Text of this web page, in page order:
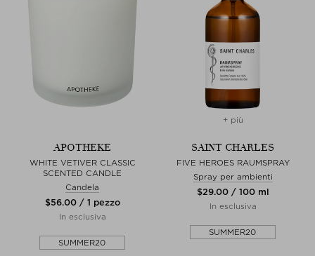
APOTHEKE
WHITE VETIVER CLASSIC
SCENTED CANDLE
Candela
$‌56.00 / 1 pezzo
In esclusiva
SUMMER20
+ più
SAINT CHARLES
FIVE HEROES RAUMSPRAY
Spray per ambienti
$‌29.00 / 100 ml
In esclusiva
SUMMER20